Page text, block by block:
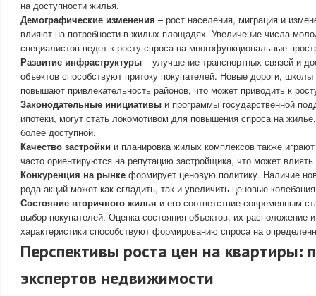
на доступности жилья.
Демографические изменения – рост населения, миграция и
влияют на потребности в жилых площадях. Увеличение числа
специалистов ведет к росту спроса на многофункциональные
Развитие инфраструктуры – улучшение транспортных связей и
объектов способствуют притоку покупателей. Новые дороги,
повышают привлекательность районов, что может приводить к
Законодательные инициативы и программы государственной
ипотеки, могут стать локомотивом для повышения спроса на
более доступной.
Качество застройки и планировка жилых комплексов также
часто ориентируются на репутацию застройщика, что может
Конкуренция на рынке формирует ценовую политику. Наличие
рода акций может как сгладить, так и увеличить ценовые
Состояние вторичного жилья и его соответствие современным
выбор покупателей. Оценка состояния объектов, их расположение
характеристики способствуют формированию спроса на
Перспективы роста цен на квартиры:
экспертов недвижимости